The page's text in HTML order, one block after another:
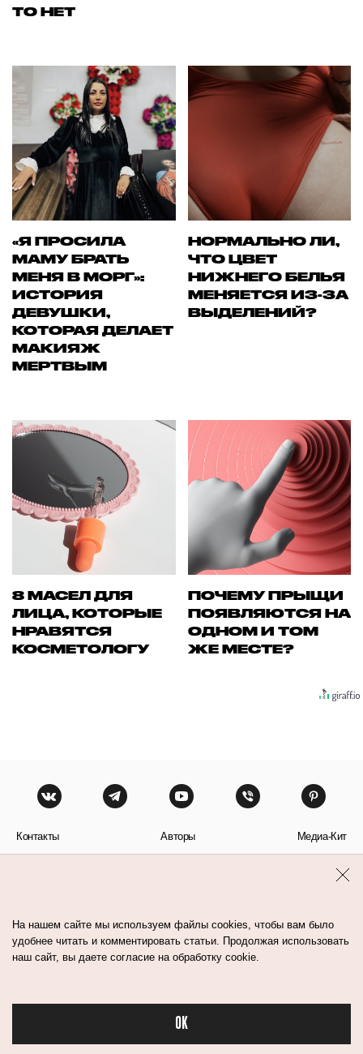
Бьюти в спорте
ТО НЕТ
«Я ПРОСИЛА
МАМУ БРАТЬ
МЕНЯ В МОРГ»:
ИСТОРИЯ
ДЕВУШКИ,
КОТОРАЯ ДЕЛАЕТ
МАКИЯЖ
МЕРТВЫМ
НОРМАЛЬНО ЛИ,
ЧТО ЦВЕТ
НИЖНЕГО БЕЛЬЯ
МЕНЯЕТСЯ ИЗ-ЗА
ВЫДЕЛЕНИЙ?
8 МАСЕЛ ДЛЯ
ЛИЦА, КОТОРЫЕ
НРАВЯТСЯ
КОСМЕТОЛОГУ
ПОЧЕМУ ПРЫЩИ
ПОЯВЛЯЮТСЯ НА
ОДНОМ И ТОМ
ЖЕ МЕСТЕ?
Контакты Авторы Медиа-Кит
На нашем сайте мы используем файлы cookies, чтобы вам было
удобнее читать и комментировать статьи. Продолжая использовать
наш сайт, вы даете согласие на обработку cookie.
OK